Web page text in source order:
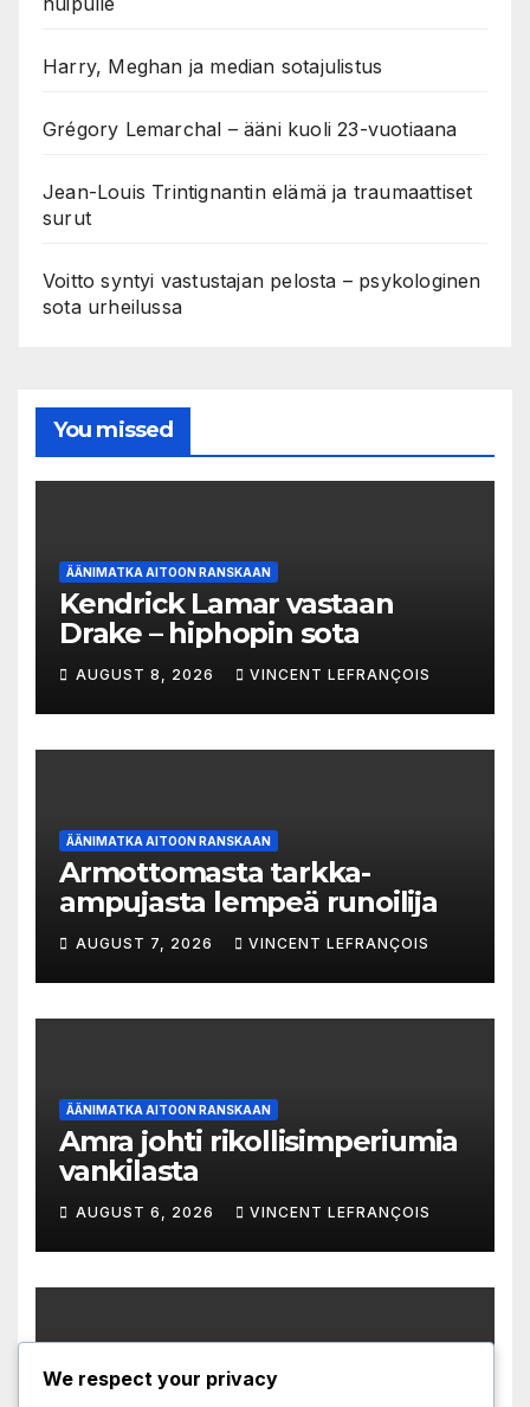
Harry, Meghan ja median sotajulistus
Grégory Lemarchal – ääni kuoli 23-vuotiaana
Jean-Louis Trintignantin elämä ja traumaattiset
surut
Voitto syntyi vastustajan pelosta – psykologinen
sota urheilussa
You missed
ÄÄNIMATKA AITOON RANSKAAN
Kendrick Lamar vastaan
Drake – hiphopin sota
AUGUST 8, 2026 VINCENT LEFRANÇOIS
ÄÄNIMATKA AITOON RANSKAAN
Armottomasta tarkka-
ampujasta lempeä runoilija
AUGUST 7, 2026 VINCENT LEFRANÇOIS
ÄÄNIMATKA AITOON RANSKAAN
Amra johti rikollisimperiumia
vankilasta
AUGUST 6, 2026 VINCENT LEFRANÇOIS
ÄÄNIMATKA AITOON RANSKAAN
We respect your privacy